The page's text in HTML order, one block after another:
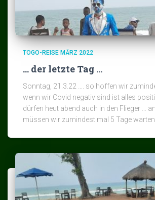
TOGO-REISE MÄRZ 2022
… der letzte Tag …
Sonntag, 21.3.22 …. so hoffen wir
wenn wir Covid negativ sind ist alles
dürfen heut abend auch in den Flieger …
müssen wir zumindest mal 5 Tage warten